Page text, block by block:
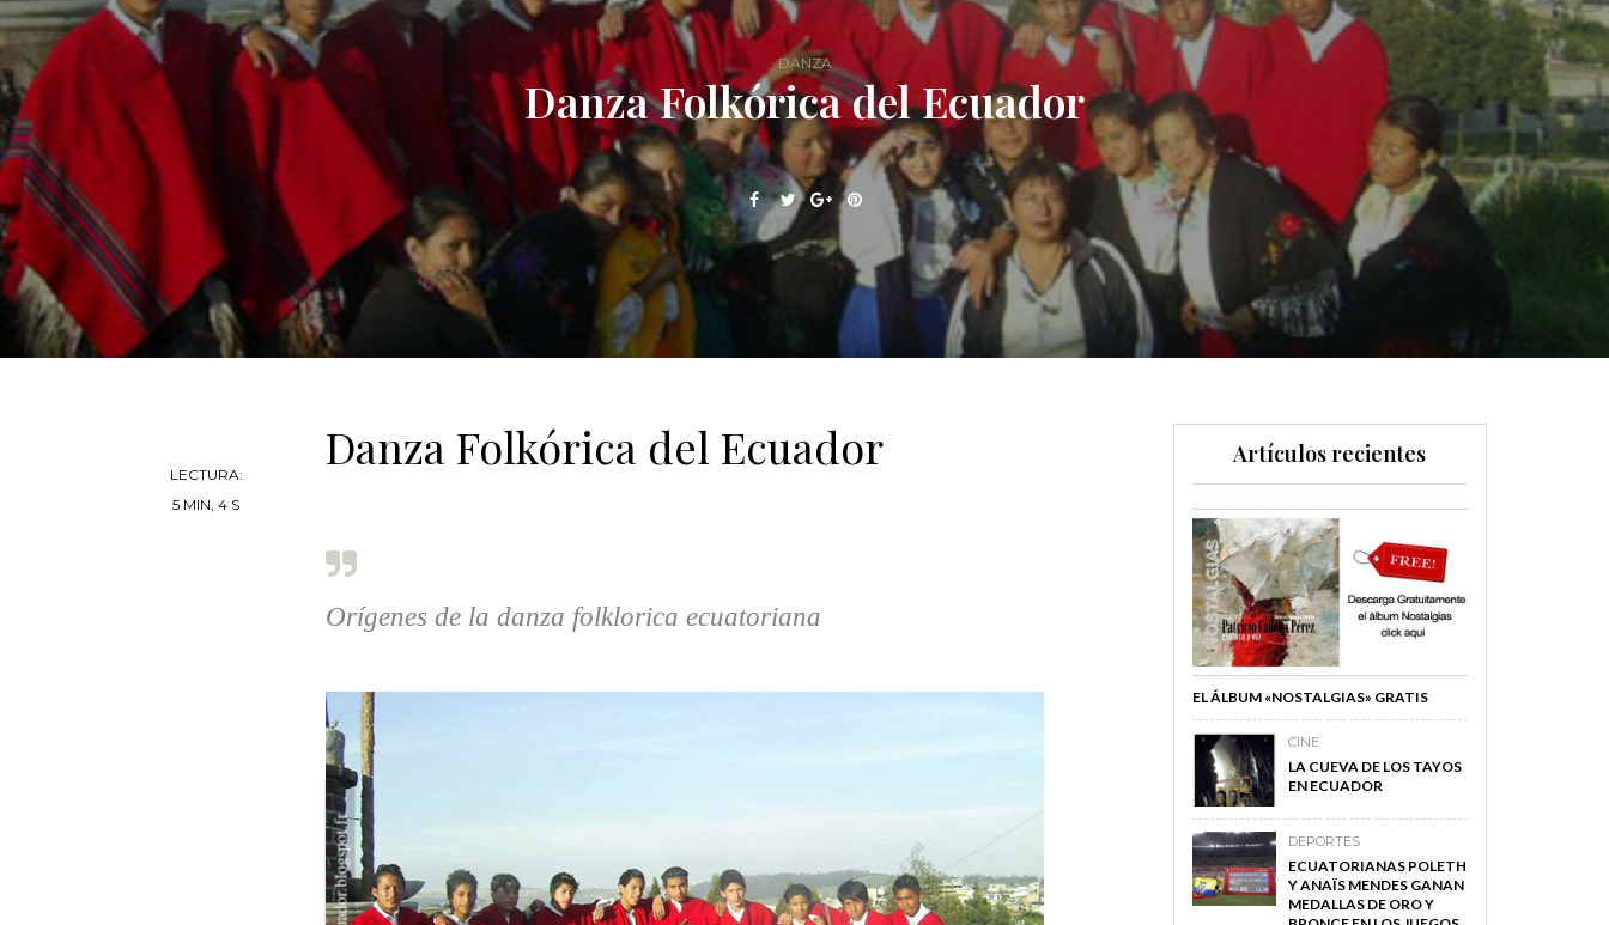
DANZA
Danza Folkórica del Ecuador
LECTURA:
5 MIN, 4 S
Danza Folkórica del Ecuador
Orígenes de la danza folklorica ecuatoriana
Artículos recientes
EL ÁLBUM «NOSTALGIAS» GRATIS
CINE
LA CUEVA DE LOS TAYOS
EN ECUADOR
DEPORTES
ECUATORIANAS POLETH
Y ANAÏS MENDES GANAN
MEDALLAS DE ORO Y